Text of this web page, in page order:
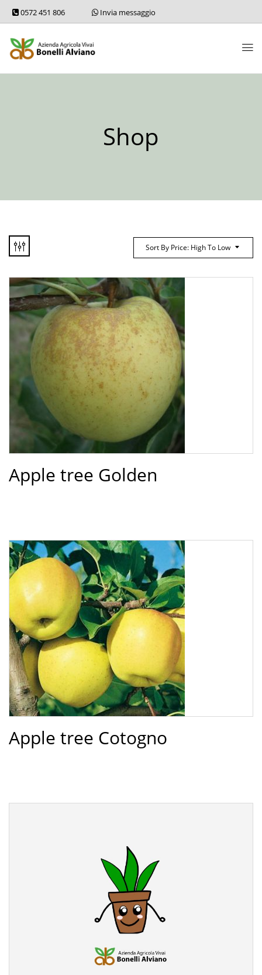
0572 451 806 Invia messaggio
Shop
Sort By Price: High To Low
Apple tree Golden
Apple tree Cotogno